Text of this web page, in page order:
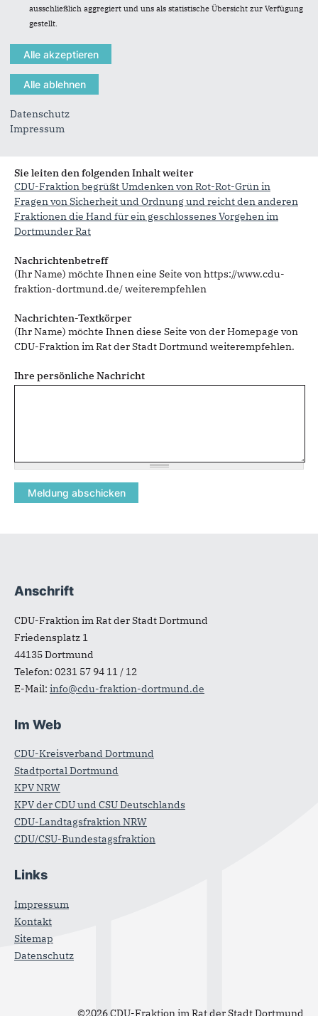
Senden an*
Sie leiten den folgenden Inhalt weiter
CDU-Fraktion begrüßt Umdenken von Rot-Rot-Grün in
Fragen von Sicherheit und Ordnung und reicht den anderen
Fraktionen die Hand für ein geschlossenes Vorgehen im
Dortmunder Rat
Nachrichtenbetreff
(Ihr Name) möchte Ihnen eine Seite von https://www.cdu-
fraktion-dortmund.de/ weiterempfehlen
Nachrichten-Textkörper
(Ihr Name) möchte Ihnen diese Seite von der Homepage von
CDU-Fraktion im Rat der Stadt Dortmund weiterempfehlen.
Ihre persönliche Nachricht
Fußbereich
Anschrift
CDU-Fraktion im Rat der Stadt Dortmund
Friedensplatz 1
44135Dortmund
Telefon: 0231 57 94 11 / 12
E-Mail: info@cdu-fraktion-dortmund.de
Im Web
CDU-Kreisverband Dortmund
Stadtportal Dortmund
KPV NRW
KPV der CDU und CSU Deutschlands
CDU-Landtagsfraktion NRW
CDU/CSU-Bundestagsfraktion
Links
Impressum
Kontakt
Sitemap
Datenschutz
©2026 CDU-Fraktion im Rat der Stadt Dortmund
ausschließlich aggregiert und uns als statistische Übersicht zur Verfügung
gestellt.
Datenschutz
Impressum